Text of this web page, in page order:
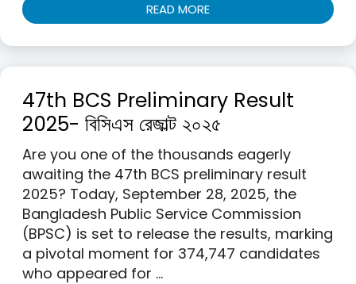
READ MORE
47th BCS Preliminary Result
2025- বিসিএস রেজাল্ট ২০২৫
Are you one of the thousands eagerly
awaiting the 47th BCS preliminary result
2025? Today, September 28, 2025, the
Bangladesh Public Service Commission
(BPSC) is set to release the results, marking
a pivotal moment for 374,747 candidates
who appeared for …